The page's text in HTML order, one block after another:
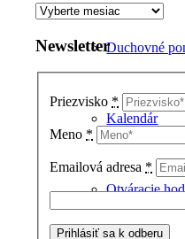
Duchovné
Kalendár
Otváracie
Archív
Newsletter
Priezvisko *
Meno *
Emailová adresa *